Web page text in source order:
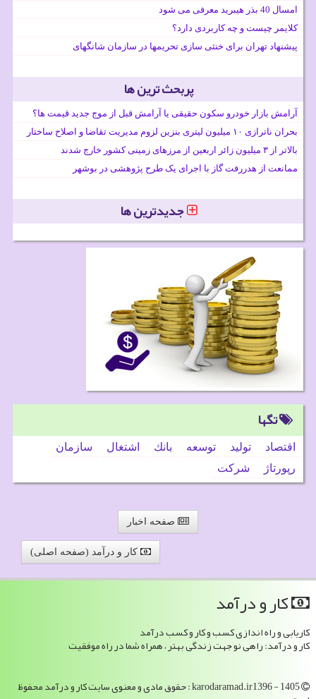
امسال 40 بذر هیبرید معرفی می شود
کلایمر چیست و چه کاربردی دارد؟
پیشنهاد تهران برای خنثی سازی تحریمها در سازمان شانگهای
پربحث ترین ها
آرامش بازار خودرو سکون حقیقی یا آرامش قبل از موج جدید قیمت ها؟
بحران ناترازی ۱۰ میلیون لیتری بنزین لزوم مدیریت تقاضا و اصلاح ساختار
بالاتر از ۳ میلیون زائر اربعین از مرزهای زمینی کشور خارج شدند
ممانعت از هدررفت گاز با اجرای یک طرح پژوهشی در بوشهر
جدیدترین ها
تگها
اقتصاد تولید توسعه بانك اشتغال
سازمان
رپورتاژ
شركت
صفحه اخبار
کار و درآمد (صفحه اصلی)
كار و درآمد
کاریابی و راه اندازی کسب و کار و کسب درآمد
کار و درآمد: راهی نو جهت زندگی بهتر ، همراه شما در راه موفقیت
karodaramad.ir1396 - 1405 : حقوق مادی و معنوی سایت كار و درآمد محفوظ